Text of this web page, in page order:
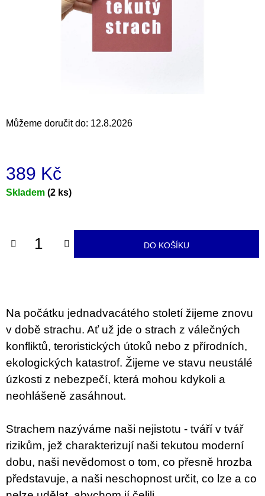
Můžeme doručit do: 12.8.2026
389 Kč
Měrná
Skladem (2 ks)
DO KOŠÍKU
Na počátku jednadvacátého století žijeme znovu
v době strachu. Ať už jde o strach z válečných
konfliktů, teroristických útoků nebo z přírodních,
ekologických katastrof. Žijeme ve stavu neustálé
úzkosti z nebezpečí, která mohou kdykoli a
neohlášeně zasáhnout.
Strachem nazýváme naši nejistotu - tváří v tvář
rizikům, jež charakterizují naši tekutou moderní
dobu, naši nevědomost o tom, co přesně hrozba
představuje, a naši neschopnost určit, co lze a co
D
u
e
VÝVAR
NEJEN
ROMSKÉ
RECEPTY
PRO
SNESITELNĚJŠÍ
KLIMA
Kč
350
Kč